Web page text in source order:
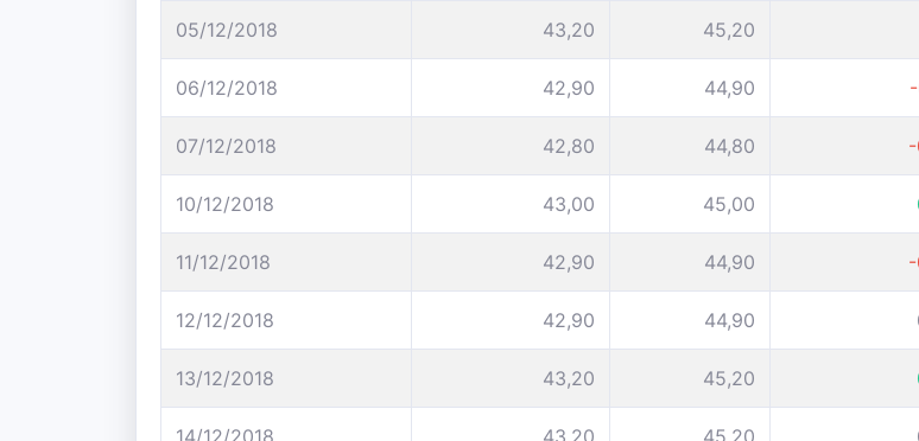
05/12/2018 43,20 45,20
06/12/2018 42,90 44,90
07/12/2018 42,80 44,80
10/12/2018 43,00 45,00
11/12/2018 42,90 44,90
12/12/2018 42,90 44,90
13/12/2018 43,20 45,20
14/12/2018 43,20 45,20